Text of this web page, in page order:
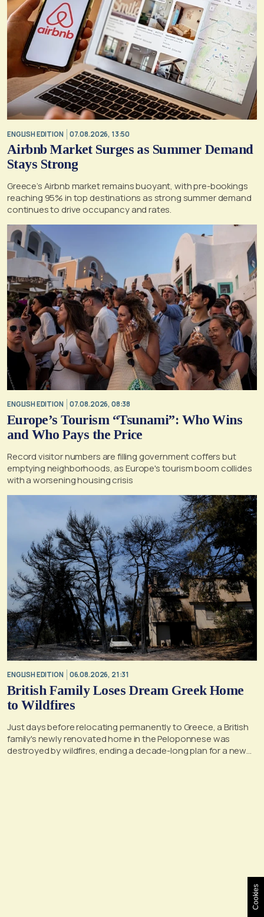
ENGLISH EDITION 07.08.2026, 13:50
Airbnb Market Surges as Summer Demand
Stays Strong
Greece’s Airbnb market remains buoyant, with pre-bookings
reaching 95% in top destinations as strong summer demand
continues to drive occupancy and rates.
ENGLISH EDITION 07.08.2026, 08:38
Europe’s Tourism “Tsunami”: Who Wins
and Who Pays the Price
Record visitor numbers are filling government coffers but
emptying neighborhoods, as Europe's tourism boom collides
with a worsening housing crisis
ENGLISH EDITION 06.08.2026, 21:31
British Family Loses Dream Greek Home
to Wildfires
Just days before relocating permanently to Greece, a British
family's newly renovated home in the Peloponnese was
destroyed by wildfires, ending a decade-long plan for a new
Cookies